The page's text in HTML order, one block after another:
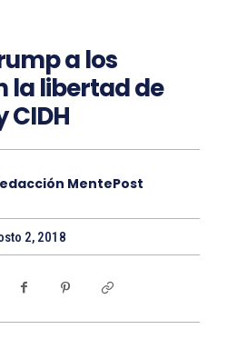
a los
la libertad de
CIDH
MentePost
2, 2018